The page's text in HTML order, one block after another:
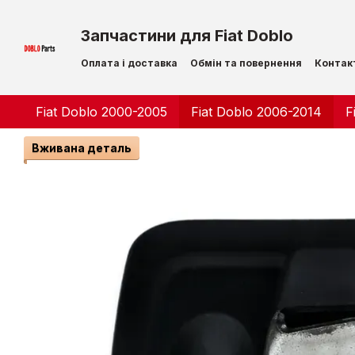
Запчастини для Fiat Doblo
Оплата і доставка Обмін та повернення
Fiat Doblo 2000-2005 Fiat Doblo 2006-2014
Вживана деталь